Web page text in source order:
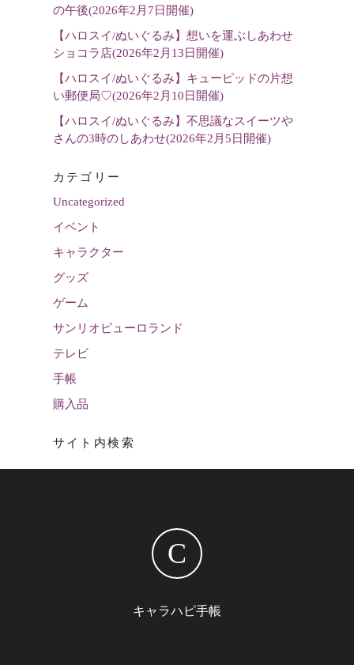
の午後(2026年2月7日開催)
【ハロスイ/ぬいぐるみ】想いを運ぶしあわせ
ショコラ店(2026年2月13日開催)
【ハロスイ/ぬいぐるみ】キューピッドの片想
い郵便局♡(2026年2月10日開催)
【ハロスイ/ぬいぐるみ】不思議なスイーツや
さんの3時のしあわせ(2026年2月5日開催)
カテゴリー
Uncategorized
イベント
キャラクター
グッズ
ゲーム
サンリオピューロランド
テレビ
手帳
購入品
サイト内検索
C
キャラハピ手帳